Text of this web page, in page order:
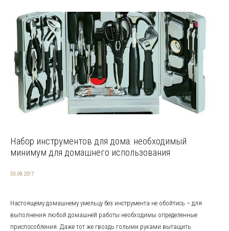
Набор инструментов для дома: необходимый
минимум для домашнего использования
03.08.2017
Настоящему домашнему умельцу без инструмента не обойтись – для
выполнения любой домашней работы необходимы определенные
приспособления. Даже тот же гвоздь голыми руками вытащить